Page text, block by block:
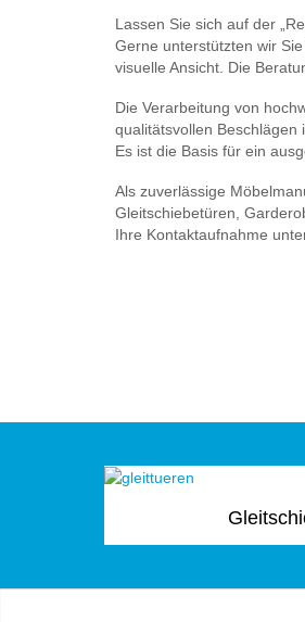
Lassen Sie sich auf der
Gerne unterstützten wir
visuelle Ansicht. Die
Die Verarbeitung von
qualitätsvollen Beschlägen
Es ist die Basis für ein
Als zuverlässige
Gleitschiebetüren,
Ihre Kontaktaufnahme